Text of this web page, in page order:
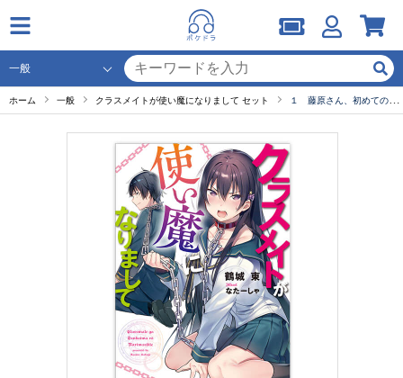
ホーム 一般 クラスメイトが使い魔になりまして セット １ 藤原さん、初めての「お使い」に挑む-2